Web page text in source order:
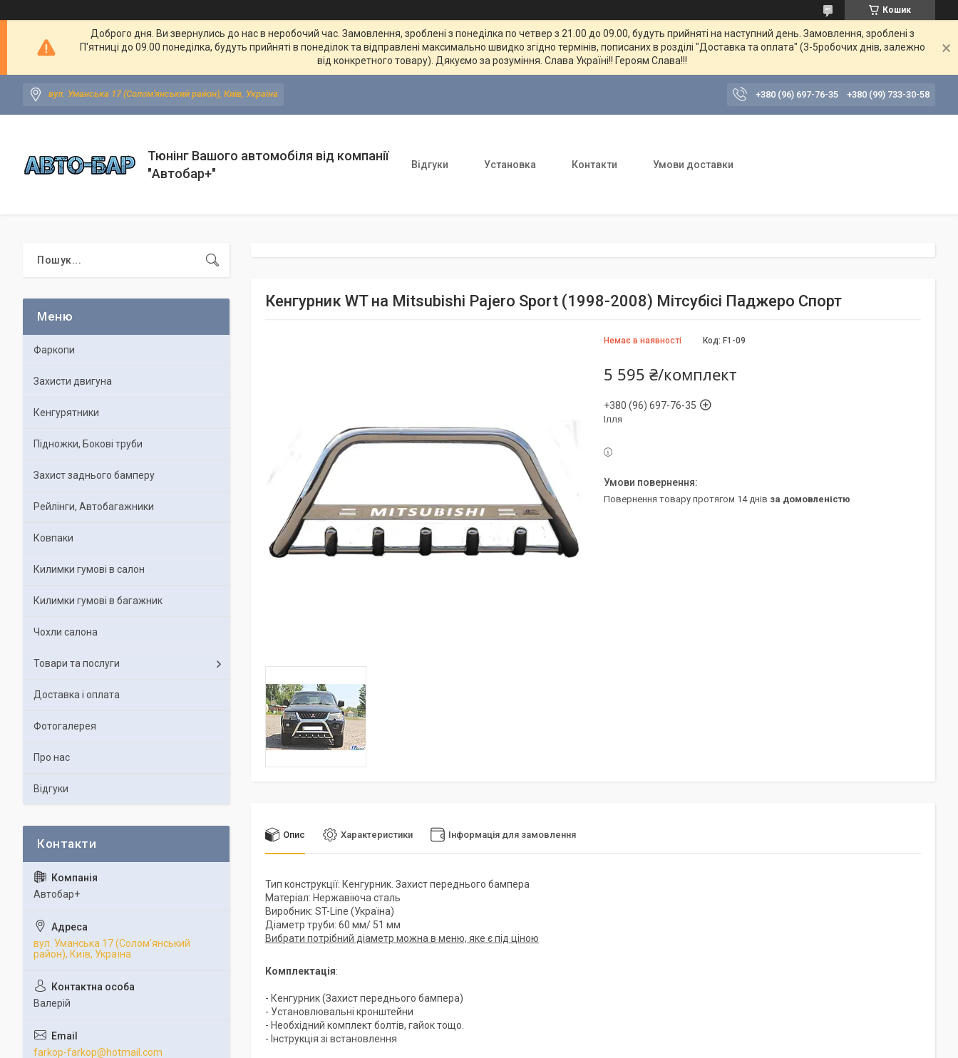
Кошик
Доброго дня. Ви звернулись до нас в неробочий час. Замовлення, зроблені з понеділка по четвер з 21.00 до 09.00, будуть прийняті на наступний день. Замовлення, зроблені з
П'ятниці до 09.00 понеділка, будуть прийняті в понеділок та відправлені максимально швидко згідно термінів, пописаних в розділі "Доставка та оплата" (3-5робочих днів, залежно
від конкретного товару). Дякуємо за розуміння. Слава Україні!! Героям Слава!!!
вул. Уманська 17 (Солом'янський район), Київ, Україна +380 (96) 697-76-35 +380 (99) 733-30-58
Тюнінг Вашого автомобіля від компанії
"Автобар+"
Відгуки Установка Контакти Умови доставки
Кенгурник WT на Mitsubishi Pajero Sport (1998-2008) Мітсубісі Паджеро Спорт
Немає в наявності Код: F1-09
5 595 ₴/комплект
+380 (96) 697-76-35
Ілля
повернення товару протягом 14 днів за домовленістю
Опис Характеристики Інформація для замовлення
Тип конструкції: Кенгурник. Захист переднього бампера
Матеріал: Нержавіюча сталь
Виробник: ST-Line (Україна)
Діаметр труби: 60 мм/ 51 мм
Вибрати потрібний діаметр можна в меню, яке є під ціною
Комплектація:
- Кенгурник (Захист переднього бампера)
- Установлювальні кронштейни
- Необхідний комплект болтів, гайок тощо.
- Інструкція зі встановлення
Фаркопи
Захисти двигуна
Кенгурятники
Підножки, Бокові труби
Захист заднього бамперу
Рейлінги, Автобагажники
Ковпаки
Килимки гумові в салон
Килимки гумові в багажник
Чохли салона
Товари та послуги
Доставка і оплата
Фотогалерея
Про нас
Відгуки
Автобар+
вул. Уманська 17 (Солом'янський
район), Київ, Україна
Валерій
farkop-farkop@hotmail.com